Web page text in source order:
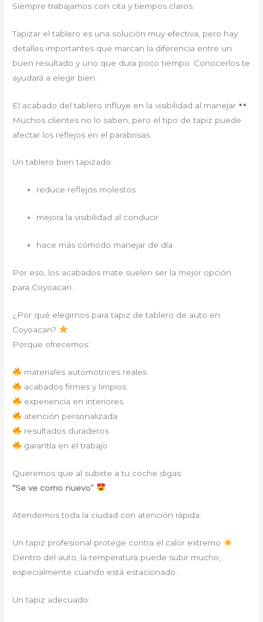
Siempre trabajamos con cita y tiempos claros.
Tapizar el tablero es una solución muy efectiva, pero hay
detalles importantes que marcan la diferencia entre un
buen resultado y uno que dura poco tiempo. Conocerlos te
ayudará a elegir bien.
El acabado del tablero influye en la visibilidad al manejar
Muchos clientes no lo saben, pero el tipo de tapiz puede
afectar los reflejos en el parabrisas.
Un tablero bien tapizado:
reduce reflejos molestos
mejora la visibilidad al conducir
hace más cómodo manejar de día
Por eso, los acabados mate suelen ser la mejor opción
para Coyoacan.
¿Por qué elegirnos para tapiz de tablero de auto en
Coyoacan?
Porque ofrecemos:
materiales automotrices reales
acabados firmes y limpios
experiencia en interiores
atención personalizada
resultados duraderos
garantía en el trabajo
Queremos que al subirte a tu coche digas:
“Se ve como nuevo”
Atendemos toda la ciudad con atención rápida.
Un tapiz profesional protege contra el calor extremo
Dentro del auto, la temperatura puede subir mucho,
especialmente cuando está estacionado.
Un tapiz adecuado: